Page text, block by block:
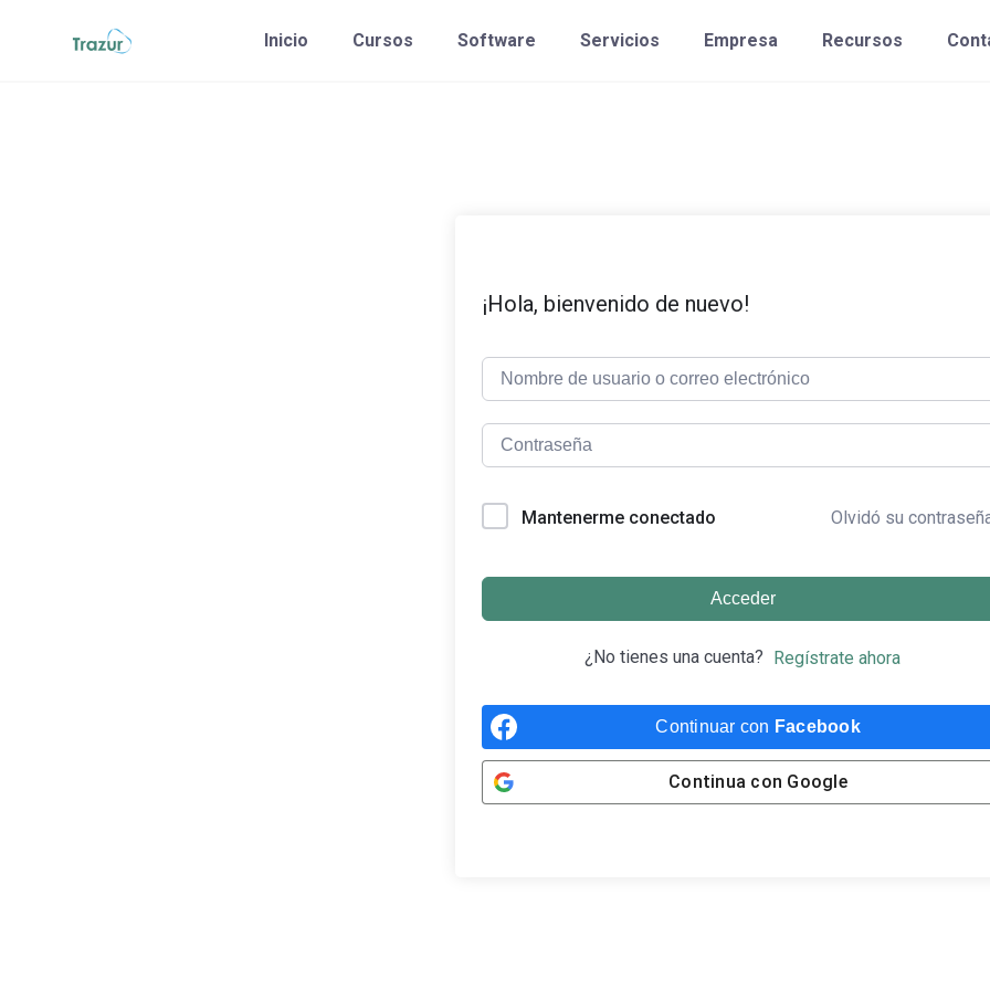
Inicio Cursos Software Servicios Empresa Recursos
¡Hola, bienvenido de nuevo!
Mantenerme conectado Olvidó su
Acceder
¿No tienes una cuenta? Regístrate ahora
Continuar con Facebook
Continua con Google